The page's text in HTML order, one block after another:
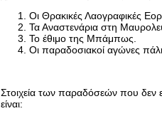
Οι Θρακικές Λαογραφικές
Τα Αναστενάρια στη
Το έθιμο της Μπάμπως.
Οι παραδοσιακοί αγώνες
Στοιχεία των παραδόσεών που δεν
είναι: